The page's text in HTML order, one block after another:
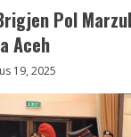
Pol
Aceh
19, 2025